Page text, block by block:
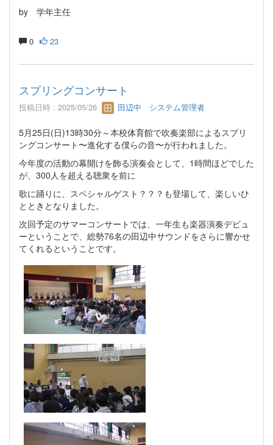
by 学年主任
0 23
スプリングコンサート
投稿日時 : 2025/05/26 田辺中 システム管理者
5月25日(日)13時30分～本校体育館で吹奏楽部によるスプリ
ングコンサート〜進化する僕らの音〜が行われました。
今年度の活動の幕開けを飾る演奏会として、1時間ほどでした
が、300人を超える聴衆を前に
歌に踊りに、スペシャルゲスト？？？も登場して、楽しいひ
とときとなりました。
次回予定のサマーコンサートでは、一年生も楽器演奏デビュ
ーということで、総勢76名の田辺中サウンドをさらに響かせ
てくれるということです。